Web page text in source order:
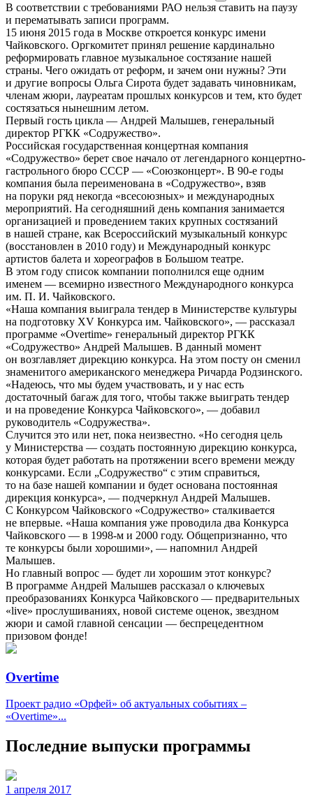
В соответствии с требованиями РАО нельзя ставить на паузу
и перематывать записи программ.
15 июня 2015 года в Москве откроется конкурс имени
Чайковского. Оргкомитет принял решение кардинально
реформировать главное музыкальное состязание нашей
страны. Чего ожидать от реформ, и зачем они нужны? Эти
и другие вопросы Ольга Сирота будет задавать чиновникам,
членам жюри, лауреатам прошлых конкурсов и тем, кто будет
состязаться нынешним летом.
Первый гость цикла — Андрей Малышев, генеральный
директор РГКК «Содружество».
Российская государственная концертная компания
«Содружество» берет свое начало от легендарного концертно-
гастрольного бюро СССР — «Союзконцерт». В 90-е годы
компания была переименована в «Содружество», взяв
на поруки ряд некогда «всесоюзных» и международных
мероприятий. На сегодняшний день компания занимается
организацией и проведением таких крупных состязаний
в нашей стране, как Всероссийский музыкальный конкурс
(восстановлен в 2010 году) и Международный конкурс
артистов балета и хореографов в Большом театре.
В этом году список компании пополнился еще одним
именем — всемирно известного Международного конкурса
им. П. И. Чайковского.
«Наша компания выиграла тендер в Министерстве культуры
на подготовку XV Конкурса им. Чайковского», — рассказал
программе «Overtime» генеральный директор РГКК
«Содружество» Андрей Малышев. В данный момент
он возглавляет дирекцию конкурса. На этом посту он сменил
знаменитого американского менеджера Ричарда Родзинского.
«Надеюсь, что мы будем участвовать, и у нас есть
достаточный багаж для того, чтобы также выиграть тендер
и на проведение Конкурса Чайковского», — добавил
руководитель «Содружества».
Случится это или нет, пока неизвестно. «Но сегодня цель
у Министерства — создать постоянную дирекцию конкурса,
которая будет работать на протяжении всего времени между
конкурсами. Если „Содружество“ с этим справиться,
то на базе нашей компании и будет основана постоянная
дирекция конкурса», — подчеркнул Андрей Малышев.
С Конкурсом Чайковского «Содружество» сталкивается
не впервые. «Наша компания уже проводила два Конкурса
Чайковского — в 1998-м и 2000 году. Общепризнанно, что
те конкурсы были хорошими», — напомнил Андрей
Малышев.
Но главный вопрос — будет ли хорошим этот конкурс?
В программе Андрей Малышев рассказал о ключевых
преобразованиях Конкурса Чайковского — предварительных
«live» прослушиваниях, новой системе оценок, звездном
жюри и самой главной сенсации — беспрецедентном
призовом фонде!
Overtime
Проект радио «Орфей» об актуальных событиях –
«Overtime»...
Последние выпуски программы
1 апреля 2017